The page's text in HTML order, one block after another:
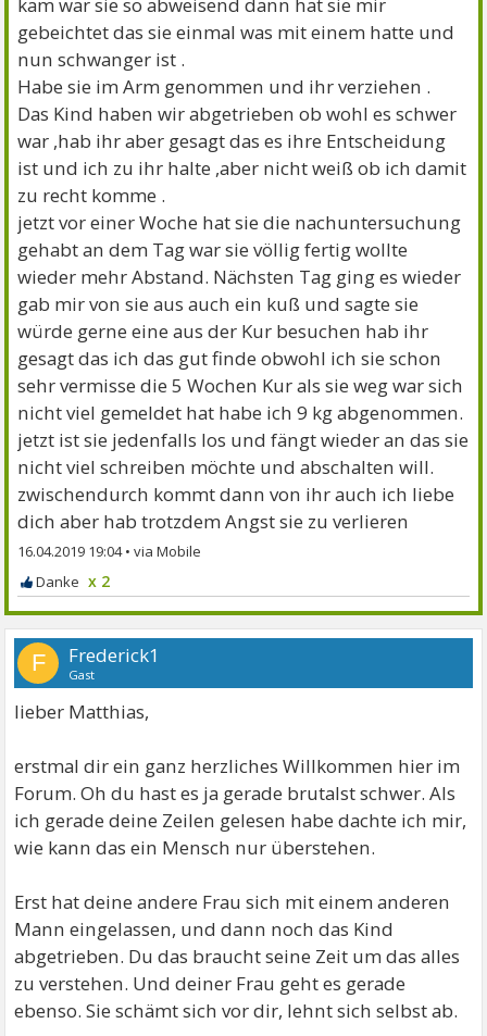
gebeichtet das sie einmal was mit einem hatte und
nun schwanger ist .
Habe sie im Arm genommen und ihr verziehen .
Das Kind haben wir abgetrieben ob wohl es schwer
war ,hab ihr aber gesagt das es ihre Entscheidung
ist und ich zu ihr halte ,aber nicht weiß ob ich damit
zu recht komme .
jetzt vor einer Woche hat sie die nachuntersuchung
gehabt an dem Tag war sie völlig fertig wollte
wieder mehr Abstand. Nächsten Tag ging es wieder
gab mir von sie aus auch ein kuß und sagte sie
würde gerne eine aus der Kur besuchen hab ihr
gesagt das ich das gut finde obwohl ich sie schon
sehr vermisse die 5 Wochen Kur als sie weg war sich
nicht viel gemeldet hat habe ich 9 kg abgenommen.
jetzt ist sie jedenfalls los und fängt wieder an das sie
nicht viel schreiben möchte und abschalten will.
zwischendurch kommt dann von ihr auch ich liebe
dich aber hab trotzdem Angst sie zu verlieren
16.04.2019 19:04•
x 2
F Frederick1
Gast
lieber Matthias,
erstmal dir ein ganz herzliches Willkommen hier im
Forum. Oh du hast es ja gerade brutalst schwer. Als
ich gerade deine Zeilen gelesen habe dachte ich mir,
wie kann das ein Mensch nur überstehen.
Erst hat deine andere Frau sich mit einem anderen
Mann eingelassen, und dann noch das Kind
abgetrieben. Du das braucht seine Zeit um das alles
zu verstehen. Und deiner Frau geht es gerade
ebenso. Sie schämt sich vor dir, lehnt sich selbst ab.